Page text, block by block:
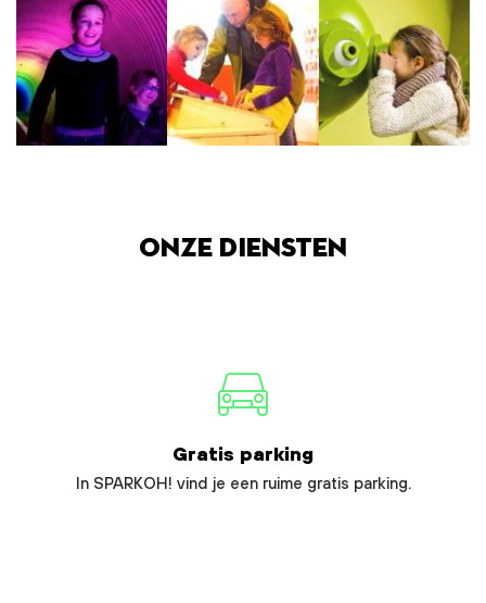
Onze diensten
Gratis parking
In SPARKOH! vind je een ruime gratis parking.